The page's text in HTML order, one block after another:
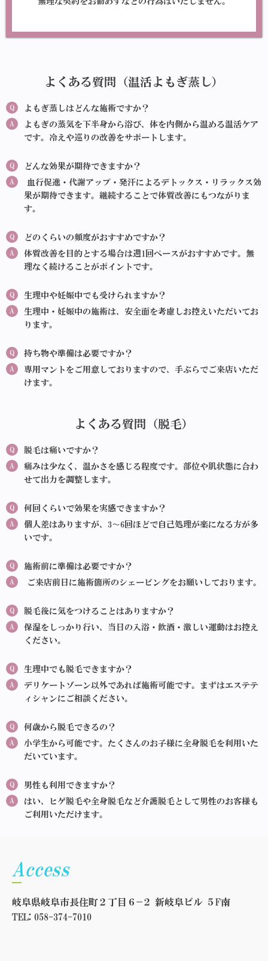
よくある質問（温活よもぎ蒸し）
Q よもぎ蒸しはどんな施術ですか？
A
よもぎの蒸気を下半身から浴び、体を内側から温める温活ケア
です。冷えや巡りの改善をサポートします。
Q どんな効果が期待できますか？
A
血行促進・代謝アップ・発汗によるデトックス・リラックス効
果が期待できます。継続することで体質改善にもつながりま
す。
Q どのくらいの頻度がおすすめですか？
A
体質改善を目的とする場合は週1回ペースがおすすめです。無
理なく続けることがポイントです。
Q 生理中や妊娠中でも受けられますか？
A
生理中・妊娠中の施術は、安全面を考慮しお控えいただいてお
ります。
Q 持ち物や準備は必要ですか？
A
専用マントをご用意しておりますので、手ぶらでご来店いただ
けます。
よくある質問（脱毛）
Q 脱毛は痛いですか？
A
痛みは少なく、温かさを感じる程度です。部位や肌状態に合わ
せて出力を調整します。
Q 何回くらいで効果を実感できますか？
A
個人差はありますが、3〜6回ほどで自己処理が楽になる方が多
いです。
Q 施術前に準備は必要ですか？
A ご来店前日に施術箇所のシェービングをお願いしております。
Q 脱毛後に気をつけることはありますか？
A
保湿をしっかり行い、当日の入浴・飲酒・激しい運動はお控え
ください。
Q 生理中でも脱毛できますか？
A
デリケートゾーン以外であれば施術可能です。まずはエステテ
ィシャンにご相談ください。
Q 何歳から脱毛できるの？
A
小学生から可能です。たくさんのお子様に全身脱毛を利用いた
だいています。
Q 男性も利用できますか？
A
はい、ヒゲ脱毛や全身脱毛など介護脱毛として男性のお客様も
ご利用いただけます。
Access
岐阜県岐阜市長住町２丁目６−２ 新岐阜ビル ５F南
TEL: 058-374-7010